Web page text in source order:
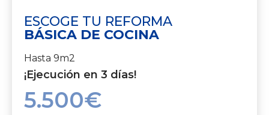
ESCOGE TU REFORMA
BÁSICA DE COCINA
Hasta 9m2
¡Ejecución en 3 días!
5.500€